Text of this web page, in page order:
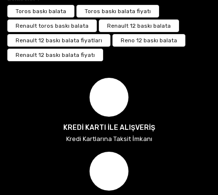
Toros baskı balata
Toros baskı balata fiyatı
Renault toros baskı balata Renault 12 baskı balata
Renault 12 baskı balata fiyatları Reno 12 baskı balata
Renault 12 baskı balata fiyatı
KREDİ KARTI İLE ALIŞVERİŞ
Kredi Kartlarına Taksit İmkanı